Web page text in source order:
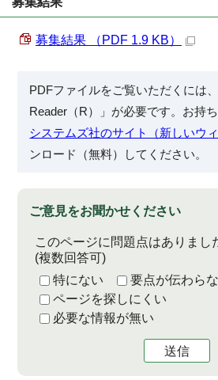
募集結果 （PDF 1.9 KB）
PDFファイルをご覧いただくには、
Reader（R）」が必要です。お持
システムズ社のサイト（新しいウ
ンロード（無料）してください。
ご意見をお聞かせください
このページに問題点はありまし
(複数回答可)
特にない
要点が伝わら
ページを探しにくい
必要な情報が無い
送信